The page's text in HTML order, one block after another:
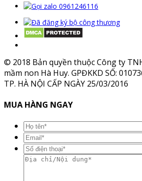
© 2018 Bản quyền thuộc Công ty
mầm non Hà Huy. GPĐKKD SỐ:
TP. HÀ NỘI CẤP NGÀY 25/03/2016
MUA HÀNG NGAY